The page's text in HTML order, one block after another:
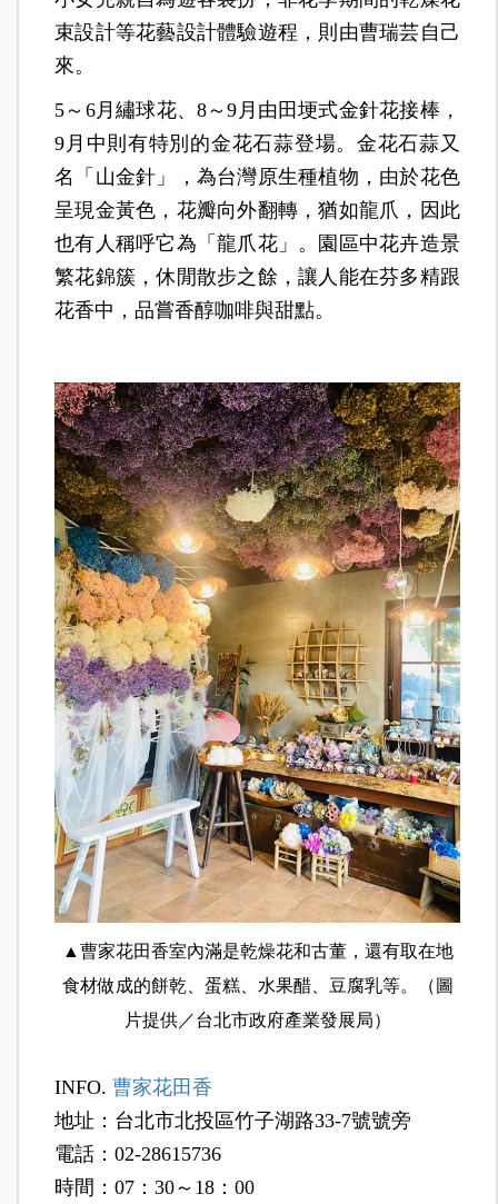
束設計等花藝設計體驗遊程，則由曹瑞芸自己
來。
5～6月繡球花、8～9月由田埂式金針花接棒，
9月中則有特別的金花石蒜登場。金花石蒜又
名「山金針」，為台灣原生種植物，由於花色
呈現金黃色，花瓣向外翻轉，猶如龍爪，因此
也有人稱呼它為「龍爪花」。園區中花卉造景
繁花錦簇，休閒散步之餘，讓人能在芬多精跟
花香中，品嘗香醇咖啡與甜點。
▲ 曹家花田香室內滿是乾燥花和古董，還有取在地
食材做成的餅乾、蛋糕、水果醋、豆腐乳等。（圖
片提供／台北市政府產業發展局）
INFO.曹家花田香
地址：台北市北投區竹子湖路33-7號號旁
電話：02-28615736
時間：07：30～18：00